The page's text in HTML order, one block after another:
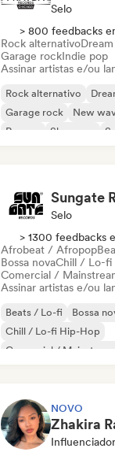
Selo
> 800 feedbacks
Rock alternativo
Garage rockIndie pop
Assinar artistas e/ou
Rock alternativo
Garage rock
New
Reggae
Shoegaze
Sungate
Selo
> 1300 feedbacks
Afrobeat / Afropop
Bossa novaChill / Lo-fi
Comercial /
Assinar artistas e/ou
Beats / Lo-fi
Bossa
Chill / Lo-fi Hip-Hop
Comercial / Mainstream
NOVO
Zhakira
Influenciador